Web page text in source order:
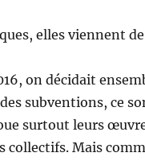
elles viennent
on décidait
subventions, ce
surtout leurs
collectifs. Mais